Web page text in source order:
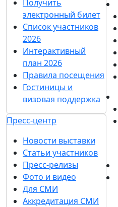
Получить
электронный билет
Список участников
2026
Интерактивный
план 2026
Правила посещения
Гостиницы и
визовая поддержка
Пресс-центр
Новости выставки
Статьи участников
Пресс-релизы
Фото и видео
Для СМИ
Аккредитация СМИ